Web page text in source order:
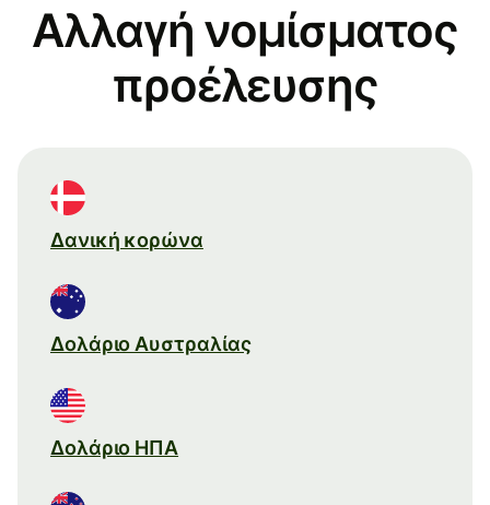
Αλλαγή νομίσματος
προέλευσης
Δανική κορώνα
Δολάριο Αυστραλίας
Δολάριο ΗΠΑ